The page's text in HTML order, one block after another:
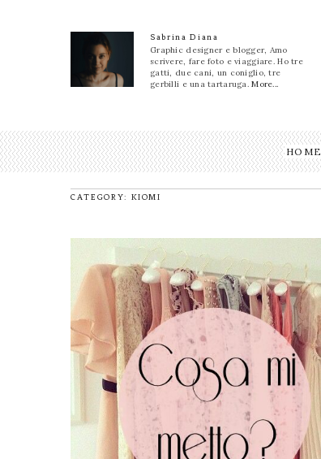
Sabrina Diana
Graphic designer e blogger, Amo
scrivere, fare foto e viaggiare. Ho tre
gatti, due cani, un coniglio, tre
gerbilli e una tartaruga.More...
HOME
CATEGORY: KIOMI